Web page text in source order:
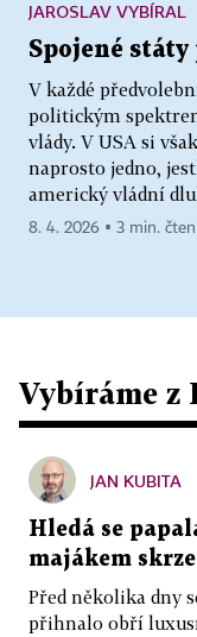
Spojené
V každé
politickým
vlády. V USA si
naprosto jedno,
americký vládní
JAROSLAV VYBÍRAL
8. 4. 2026 ▪ 3 min.
Vybíráme z
JAN KUBITA
Hledá se
majákem
Před několika dny
přihnalo obří